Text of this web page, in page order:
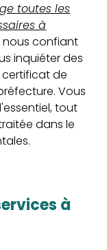
toutes les
à
nous confiant
inquiéter des
de
Vous
tout
dans le